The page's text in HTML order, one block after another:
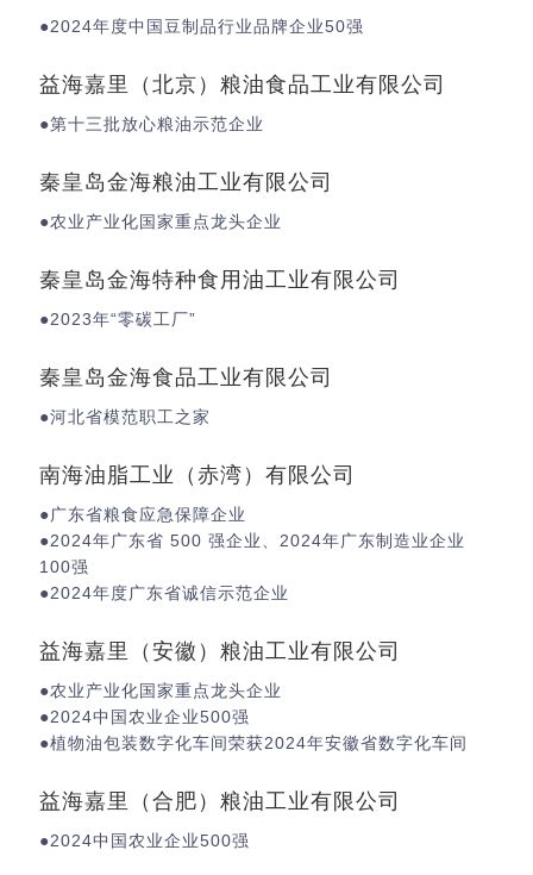
●2024年度中国豆制品行业品牌企业50强
益海嘉里（北京）粮油食品工业有限公司
●第十三批放心粮油示范企业
秦皇岛金海粮油工业有限公司
●农业产业化国家重点龙头企业
秦皇岛金海特种食用油工业有限公司
●2023年“零碳工厂”
秦皇岛金海食品工业有限公司
●河北省模范职工之家
南海油脂工业（赤湾）有限公司
●广东省粮食应急保障企业
●2024年广东省 500 强企业、2024年广东制造业企业
100强
●2024年度广东省诚信示范企业
益海嘉里（安徽）粮油工业有限公司
●农业产业化国家重点龙头企业
●2024中国农业企业500强
●植物油包装数字化车间荣获2024年安徽省数字化车间
益海嘉里（合肥）粮油工业有限公司
●2024中国农业企业500强